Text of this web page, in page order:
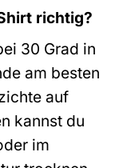
richtig?
30 Grad in
am besten
auf
kannst du
im